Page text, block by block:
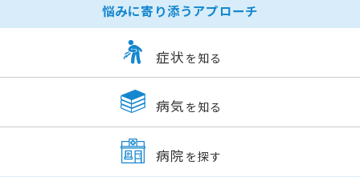
悩みに寄り添うアプローチ
症状 を知る
病気 を知る
病院 を探す